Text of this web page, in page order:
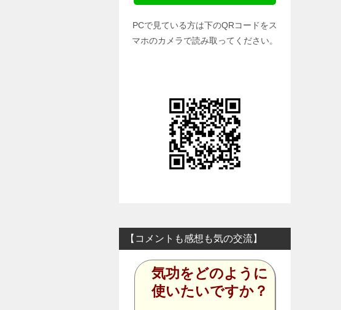
PCで見ている方は下のQRコードをス
マホのカメラで読み取ってください。
【コメントも感想も気の交流】
気功をどのように
使いたいですか？